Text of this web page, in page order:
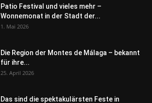
Patio Festival und vieles mehr –
Wonnemonat in der Stadt der...
1. Mai 2026
Die Region der Montes de Málaga – bekannt
für ihre...
25. April 2026
Das sind die spektakulärsten Feste in